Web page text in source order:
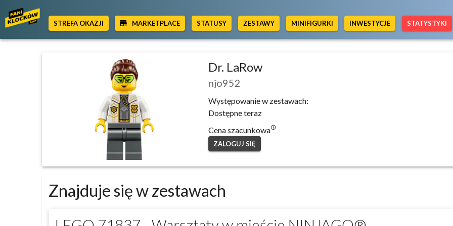
STREFA OKAZJI MARKETPLACE STATUSY ZESTAWY MINIFIGURKI INWESTYCJE STATYSTYKI
Dr. LaRow
njo952
Występowanie w zestawach:
Dostępne teraz
Cena szacunkowainfo_outlined
ZALOGUJ SIĘ
Znajduje się w zestawach